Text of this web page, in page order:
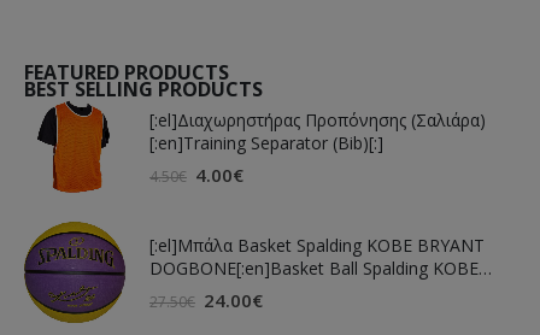
FEATURED PRODUCTS
BEST SELLING PRODUCTS
[:el]Διαχωρηστήρας Προπόνησης (Σαλιάρα)
[:en]Training Separator (Bib)[:]
4.50€ 4.00€
[:el]Μπάλα Basket Spalding KOBE BRYANT
DOGBONE[:en]Basket Ball Spalding KOBE
BRYANT DOGBONE[:]
27.50€ 24.00€